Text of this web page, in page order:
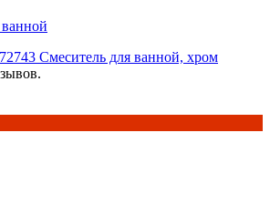
Смеситель для ванной, хром